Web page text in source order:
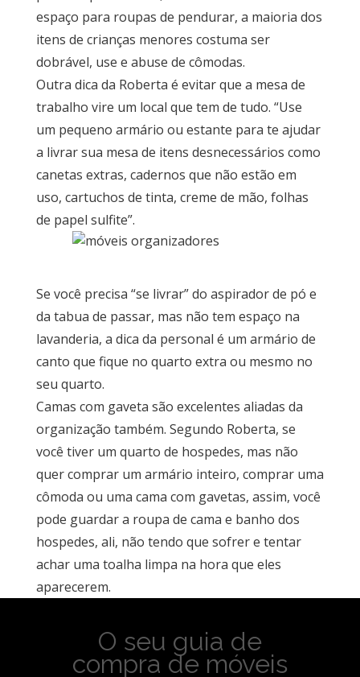
espaço para roupas de pendurar, a maioria dos
itens de crianças menores costuma ser
dobrável, use e abuse de cômodas.
Outra dica da Roberta é evitar que a mesa de
trabalho vire um local que tem de tudo. “Use
um pequeno armário ou estante para te ajudar
a livrar sua mesa de itens desnecessários como
canetas extras, cadernos que não estão em
uso, cartuchos de tinta, creme de mão, folhas
de papel sulfite”.
Se você precisa “se livrar” do aspirador de pó e
da tabua de passar, mas não tem espaço na
lavanderia, a dica da personal é um armário de
canto que fique no quarto extra ou mesmo no
seu quarto.
Camas com gaveta são excelentes aliadas da
organização também. Segundo Roberta, se
você tiver um quarto de hospedes, mas não
quer comprar um armário inteiro, comprar uma
cômoda ou uma cama com gavetas, assim, você
pode guardar a roupa de cama e banho dos
hospedes, ali, não tendo que sofrer e tentar
achar uma toalha limpa na hora que eles
aparecerem.
O seu guia de
compra de móveis